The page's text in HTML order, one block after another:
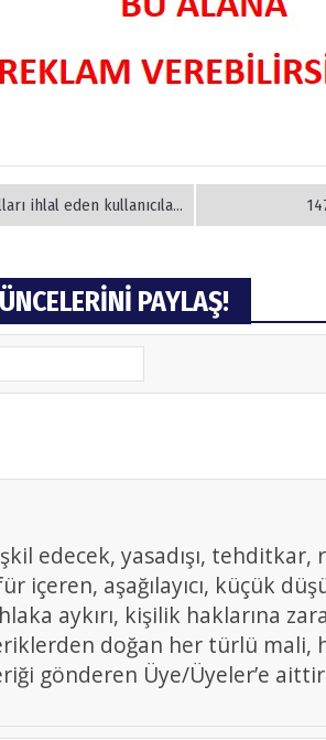
eden kullanıcılarına dava açacak
PAYLAŞ!
edecek, yasadışı, tehditkar,
içeren, aşağılayıcı, küçük
aykırı, kişilik haklarına
doğan her türlü mali,
gönderen Üye/Üyeler’e